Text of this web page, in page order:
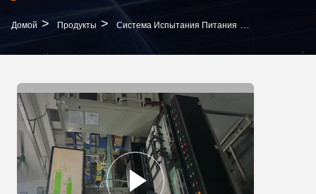
Домой > Продукты > Система Испытания Питания >